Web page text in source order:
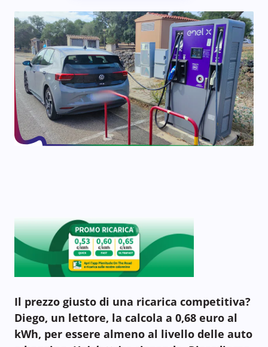
Il prezzo giusto di una ricarica competitiva?
Diego, un lettore, la calcola a 0,68 euro al
kWh, per essere almeno al livello delle auto